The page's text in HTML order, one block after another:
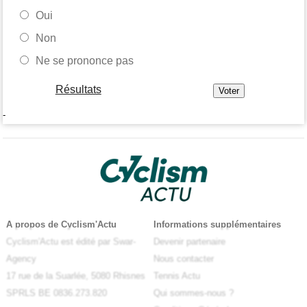
Oui
Non
Ne se prononce pas
Résultats
-
A propos de Cyclism'Actu
Cyclism'Actu est édité par Swar-
Agency
17 rue de la Suarlée, 5080 Rhisnes
SPRLS BE 0836.273.820
Informations supplémentaires
Devenir partenaire
Nous contacter
Tennis Actu
Qui sommes-nous ?